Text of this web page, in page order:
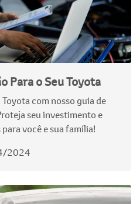
Para o Seu Toyota
com nosso guia de
seu investimento e
você e sua família!
2024